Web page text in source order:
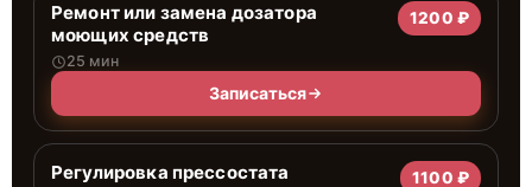
Ремонт или замена дозатора
моющих средств
25 мин
1200 ₽
Записаться
Регулировка прессостата 1100 ₽